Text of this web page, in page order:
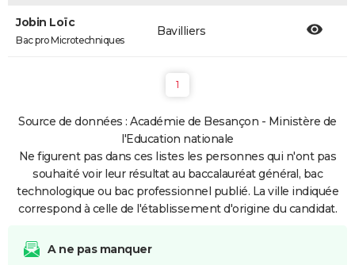
Jobin Loïc
Bac pro Microtechniques
Bavilliers
1
Source de données : Académie de Besançon - Ministère de
l'Education nationale
Ne figurent pas dans ces listes les personnes qui n'ont pas
souhaité voir leur résultat au baccalauréat général, bac
technologique ou bac professionnel publié. La ville indiquée
correspond à celle de l'établissement d'origine du candidat.
A ne pas manquer